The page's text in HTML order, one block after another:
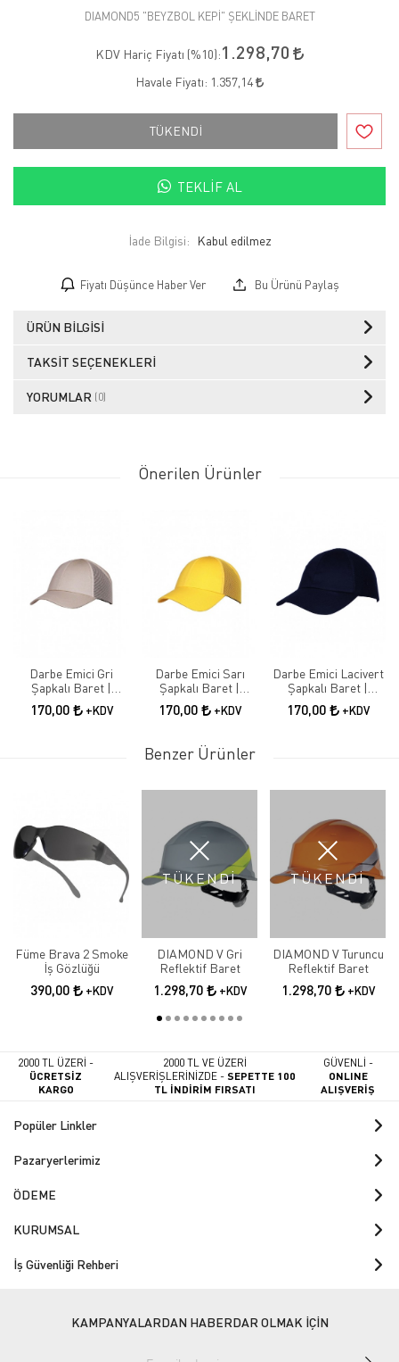
DIAMOND5 "BEYZBOL KEPİ" ŞEKLİNDE BARET
KDV Hariç Fiyatı (%10):1.298,70
Havale Fiyatı: 1.357,14
TÜKENDİ
TEKLIF AL
İade Bilgisi:
Fiyatı Düşünce Haber Ver Bu Ürünü Paylaş
ÜRÜN BILGISI
TAKSIT SEÇENEKLERI
YORUMLAR (0)
Önerilen Ürünler
Darbe Emici Gri
Şapkalı Baret |
Koruyucu İş Güvenliği
Bareti
170,00 +KDV
Darbe Emici Sarı
Şapkalı Baret |
Koruyucu İş Güvenliği
Şapkası
170,00 +KDV
Darbe Emici Lacivert
Şapkalı Baret |
Koruyucu İş Güvenliği
Şapkası
170,00 +KDV
Benzer Ürünler
Füme Brava 2 Smoke
İş Gözlüğü
390,00 +KDV
TÜKENDİ
DIAMOND V Gri
Reflektif Baret
1.298,70 +KDV
TÜKENDİ
DIAMOND V Turuncu
Reflektif Baret
1.298,70 +KDV
2000 TL ÜZERİ -
ÜCRETSİZ
KARGO
2000 TL VE ÜZERİ
ALIŞVERİŞLERİNİZDE -SEPETTE 100
TL İNDİRİM FIRSATI
GÜVENLİ -
ONLINE
ALIŞVERİŞ
Popüler Linkler
Pazaryerlerimiz
ÖDEME
KURUMSAL
İş Güvenliği Rehberi
KAMPANYALARDAN HABERDAR OLMAK İÇİN